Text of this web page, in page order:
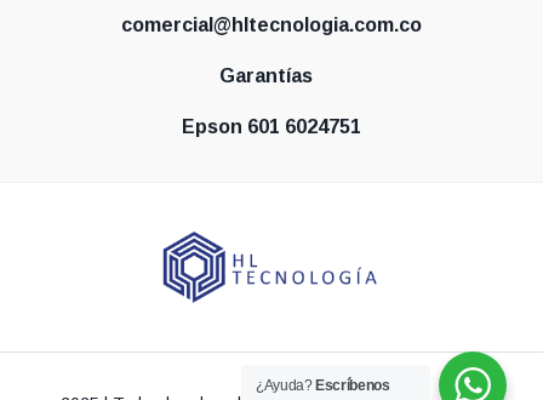
comercial@hltecnologia.com.co
Garantías
Epson 601 6024751
¿Ayuda? Escríbenos